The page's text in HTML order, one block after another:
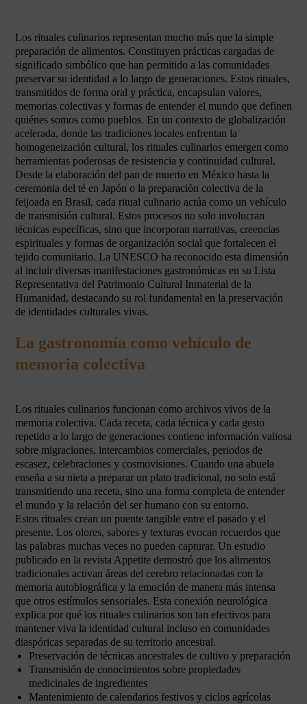
Los rituales culinarios representan mucho más que la simple
preparación de alimentos. Constituyen prácticas cargadas de
significado simbólico que han permitido a las comunidades
preservar su identidad a lo largo de generaciones. Estos rituales,
transmitidos de forma oral y práctica, encapsulan valores,
memorias colectivas y formas de entender el mundo que definen
quiénes somos como pueblos. En un contexto de globalización
acelerada, donde las tradiciones locales enfrentan la
homogeneización cultural, los rituales culinarios emergen como
herramientas poderosas de resistencia y continuidad cultural.
Desde la elaboración del pan de muerto en México hasta la
ceremonia del té en Japón o la preparación colectiva de la
feijoada en Brasil, cada ritual culinario actúa como un vehículo
de transmisión cultural. Estos procesos no solo involucran
técnicas específicas, sino que incorporan narrativas, creencias
espirituales y formas de organización social que fortalecen el
tejido comunitario. La UNESCO ha reconocido esta dimensión
al incluir diversas manifestaciones gastronómicas en su Lista
Representativa del Patrimonio Cultural Inmaterial de la
Humanidad, destacando su rol fundamental en la preservación
de identidades culturales vivas.
La gastronomía como vehículo de
memoria colectiva
Los rituales culinarios funcionan como archivos vivos de la
memoria colectiva. Cada receta, cada técnica y cada gesto
repetido a lo largo de generaciones contiene información valiosa
sobre migraciones, intercambios comerciales, periodos de
escasez, celebraciones y cosmovisiones. Cuando una abuela
enseña a su nieta a preparar un plato tradicional, no solo está
transmitiendo una receta, sino una forma completa de entender
el mundo y la relación del ser humano con su entorno.
Estos rituales crean un puente tangible entre el pasado y el
presente. Los olores, sabores y texturas evocan recuerdos que
las palabras muchas veces no pueden capturar. Un estudio
publicado en la revista Appetite demostró que los alimentos
tradicionales activan áreas del cerebro relacionadas con la
memoria autobiográfica y la emoción de manera más intensa
que otros estímulos sensoriales. Esta conexión neurológica
explica por qué los rituales culinarios son tan efectivos para
mantener viva la identidad cultural incluso en comunidades
diaspóricas separadas de su territorio ancestral.
Preservación de técnicas ancestrales de cultivo y preparación
Transmisión de conocimientos sobre propiedades
medicinales de ingredientes
Mantenimiento de calendarios festivos y ciclos agrícolas